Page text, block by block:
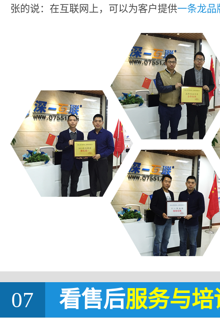
张的说：在互联网上，可以为客户提供一条龙品
07 看售后服务与培